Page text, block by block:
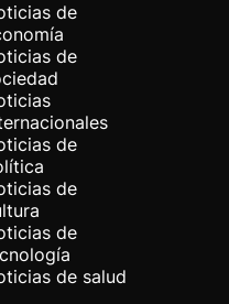
de
de
de
de
de
de salud